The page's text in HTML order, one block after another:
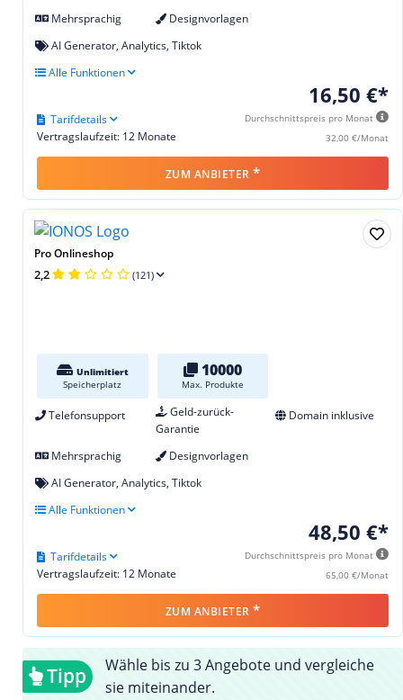
Mehrsprachig
Designvorlagen
AI Generator, Analytics, Tiktok
Alle Funktionen
16,50 €*
Durchschnittspreis pro Monat
32,00 €/Monat
Vertragslaufzeit: 12 Monate
Tarifdetails
ZUM ANBIETER *
Pro Onlineshop
2,2 (121)
Unlimitiert
Speicherplatz
10000
Max. Produkte
Telefonsupport
Geld-zurück-
Garantie
Domain inklusive
Mehrsprachig
Designvorlagen
AI Generator, Analytics, Tiktok
Alle Funktionen
48,50 €*
Durchschnittspreis pro Monat
65,00 €/Monat
Vertragslaufzeit: 12 Monate
Tarifdetails
ZUM ANBIETER *
Tipp
Wähle bis zu 3 Angebote und vergleiche
sie miteinander.